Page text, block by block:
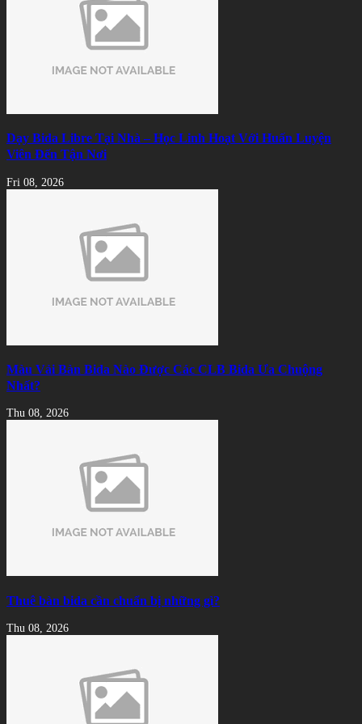
Dạy Bida Libre Tại Nhà – Học Linh Hoạt Với Huấn Luyện
Viên Đến Tận Nơi
Fri 08, 2026
Màu Vải Bàn Bida Nào Được Các CLB Bida Ưa Chuộng
Nhất?
Thu 08, 2026
Thuê bàn bida cần chuẩn bị những gì?
Thu 08, 2026